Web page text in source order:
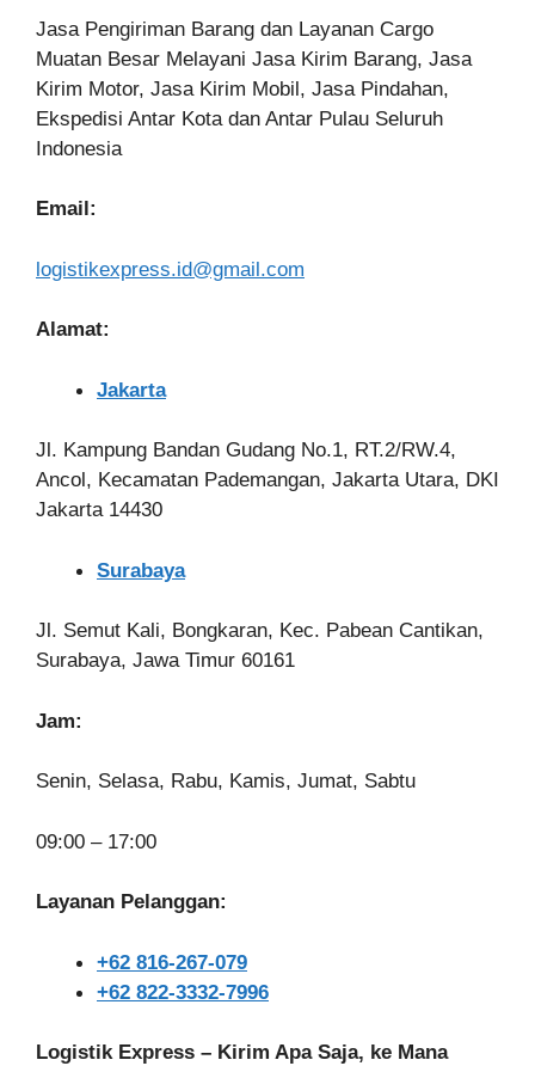
Jasa Pengiriman Barang dan Layanan Cargo
Muatan Besar Melayani Jasa Kirim Barang, Jasa
Kirim Motor, Jasa Kirim Mobil, Jasa Pindahan,
Ekspedisi Antar Kota dan Antar Pulau Seluruh
Indonesia
Email:
logistikexpress.id@gmail.com
Alamat:
Jakarta
Jl. Kampung Bandan Gudang No.1, RT.2/RW.4,
Ancol, Kecamatan Pademangan, Jakarta Utara, DKI
Jakarta 14430
Surabaya
Jl. Semut Kali, Bongkaran, Kec. Pabean Cantikan,
Surabaya, Jawa Timur 60161
Jam:
Senin, Selasa, Rabu, Kamis, Jumat, Sabtu
09:00 – 17:00
Layanan Pelanggan:
+62 816-267-079
+62 822-3332-7996
Logistik Express – Kirim Apa Saja, ke Mana